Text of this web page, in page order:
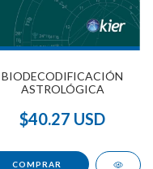
BIODECODIFICACIÓN
ASTROLÓGICA
$40.27 USD